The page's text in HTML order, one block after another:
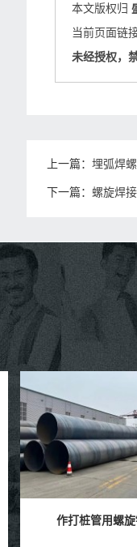
本文版权归
当前页面链
未经授权，
上一篇：埋弧焊
下一篇：螺旋焊